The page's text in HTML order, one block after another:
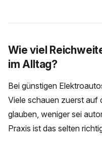
Wie viel
im Alltag?
Bei günstigen
Viele schauen zuerst auf
glauben, weniger sei
Praxis ist das selten